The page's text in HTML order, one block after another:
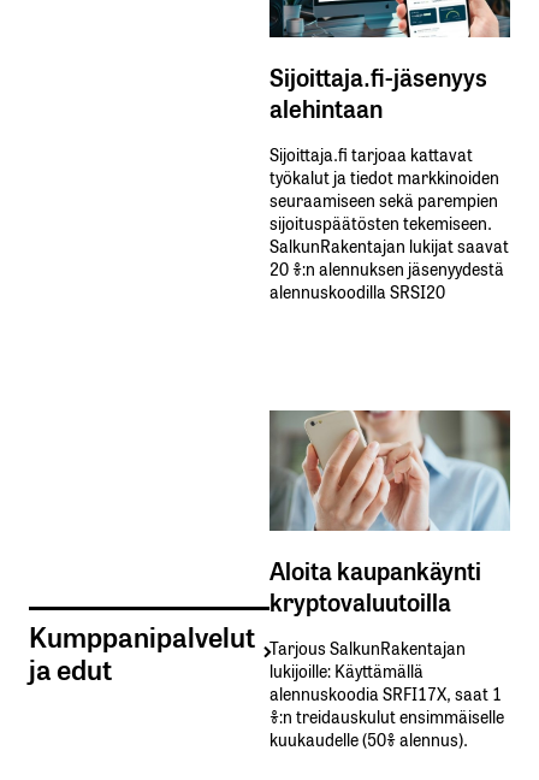
Kumppanipalvelut
ja edut
Sijoittaja.fi-jäsenyys
alehintaan
Sijoittaja.fi tarjoaa kattavat
työkalut ja tiedot markkinoiden
seuraamiseen sekä parempien
sijoituspäätösten tekemiseen.
SalkunRakentajan lukijat saavat
20 %:n alennuksen jäsenyydestä
alennuskoodilla SRSI20
Aloita kaupankäynti
kryptovaluutoilla
Tarjous SalkunRakentajan
lukijoille: Käyttämällä​ ​
alennuskoodia​ ​SRFI17X,​ ​saat​ ​1
%:n treidauskulut​ ​ensimmäiselle​ ​
kuukaudelle​ ​(50%​ ​alennus).